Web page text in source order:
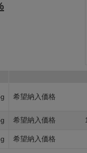
希望納入価格
希望納入価格
希望納入価格